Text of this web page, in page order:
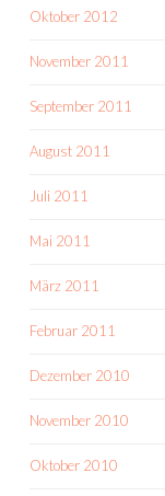
Oktober 2012
November 2011
September 2011
August 2011
Juli 2011
Mai 2011
März 2011
Februar 2011
Dezember 2010
November 2010
Oktober 2010